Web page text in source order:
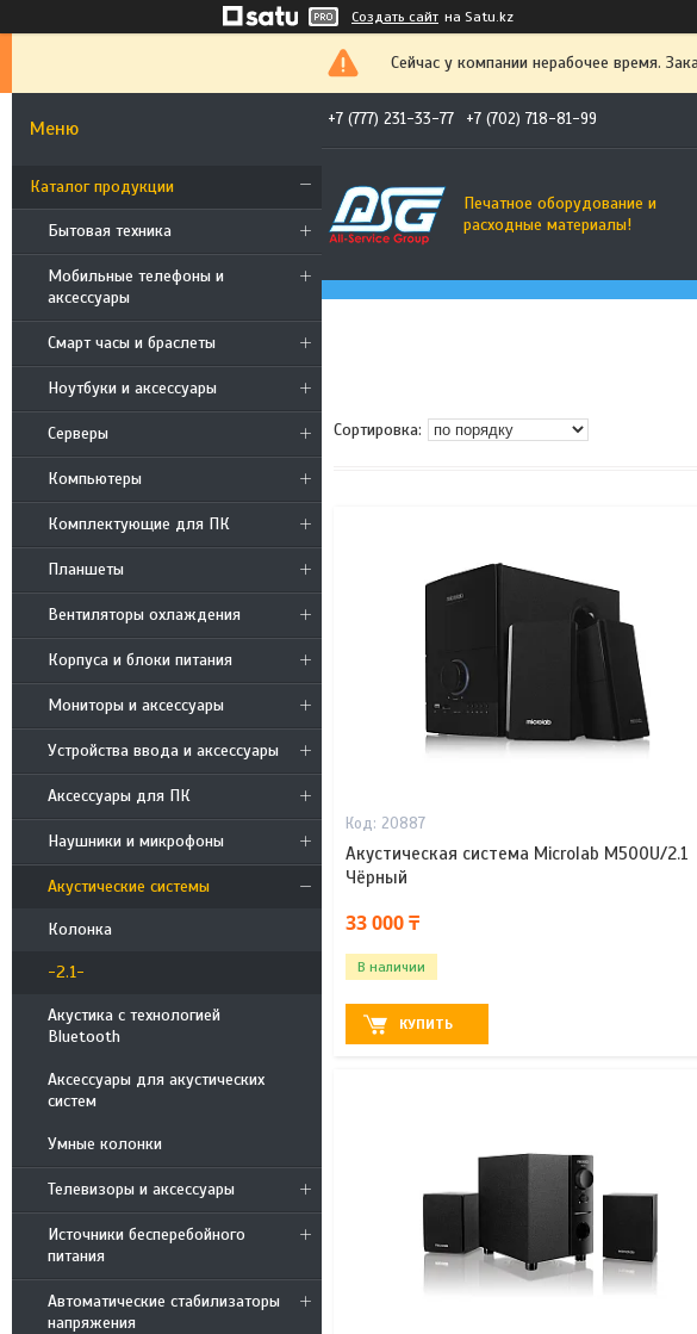
Создать сайт на Satu.kz
Сейчас у компании нерабочее время.
Каталог продукции
Бытовая техника
Мобильные телефоны и
аксессуары
Смарт часы и браслеты
Ноутбуки и аксессуары
Cерверы
Компьютеры
Комплектующие для ПК
Планшеты
Вентиляторы охлаждения
Корпуса и блоки питания
Мониторы и аксессуары
Устройства ввода и аксессуары
Аксессуары для ПК
Наушники и микрофоны
Акустические системы
Колонка
-2.1-
Акустика с технологией
Bluetooth
Аксессуары для акустических
систем
Умные колонки
Телевизоры и аксессуары
Источники бесперебойного
питания
Автоматические стабилизаторы
напряжения
+7 (777) 231-33-77 +7 (702) 718-81-99
Печатное оборудование и
расходные материалы!
20887
Акустическая система Microlab M500U/2.1
Чёрный
33 000 ₸
В наличии
КУПИТЬ